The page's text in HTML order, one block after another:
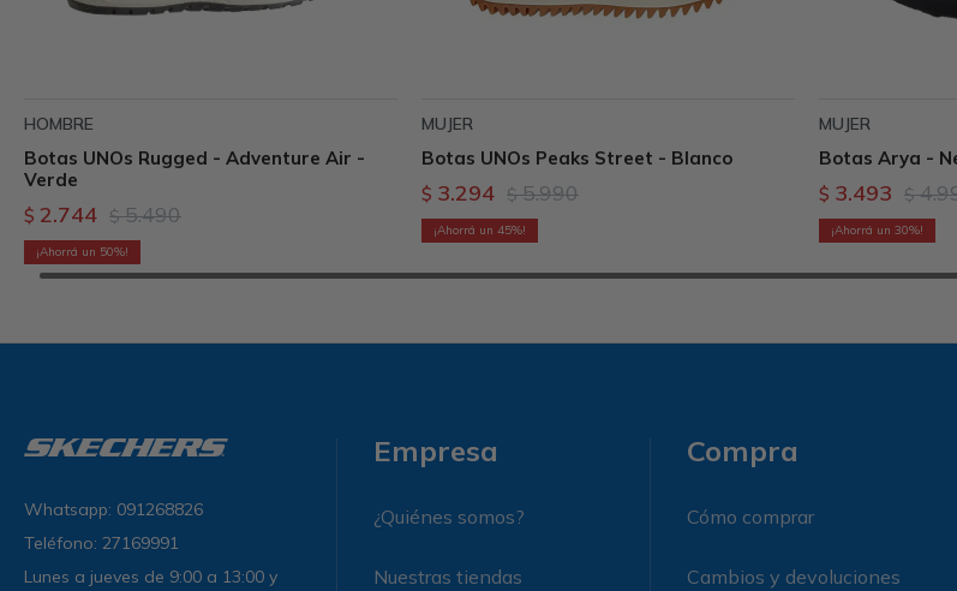
HOMBRE
Botas UNOs Rugged - Adventure Air -
Verde
$ 2.744 $ 5.490
50
MUJER
Botas UNOs Peaks Street - Blanco
$ 3.294 $ 5.990
45
MUJER
Botas Arya -
$ 3.493 $
30
Whatsapp: 091268826
Teléfono: 27169991
Lunes a jueves de 9:00 a 13:00 y
Empresa
¿Quiénes somos?
Nuestras tiendas
Compra
Cómo comprar
Cambios y devoluciones